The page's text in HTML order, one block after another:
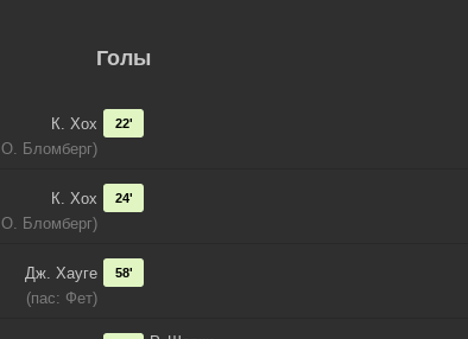
Голы
К. Хох
О. Бломберг)
22'
К. Хох
О. Бломберг)
24'
Дж. Хауге
(пас: Фет)
58'